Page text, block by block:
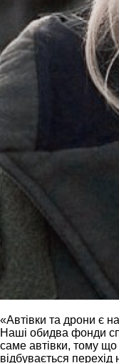
«Автівки та дрони є
Наші обидва фонди
саме автівки, тому що
відбувається